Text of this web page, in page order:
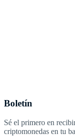
Boletín
Sé el primero en
criptomonedas en tu